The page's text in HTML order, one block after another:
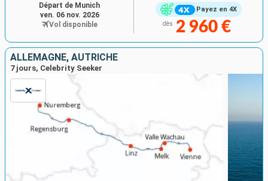
Payez en 4X
dès 2 960 €
Départ de Munich
ven. 06 nov. 2026
Vol disponible
ALLEMAGNE, AUTRICHE
7 jours, Celebrity Seeker